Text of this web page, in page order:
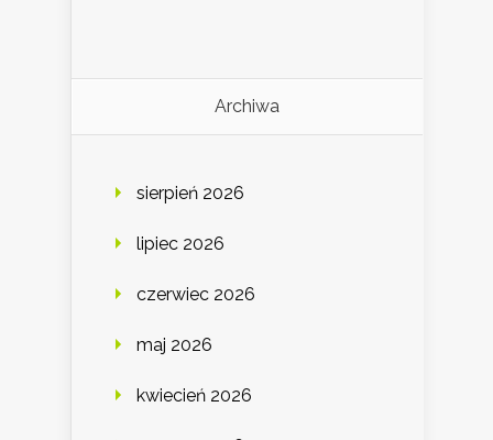
Archiwa
sierpień 2026
lipiec 2026
czerwiec 2026
maj 2026
kwiecień 2026